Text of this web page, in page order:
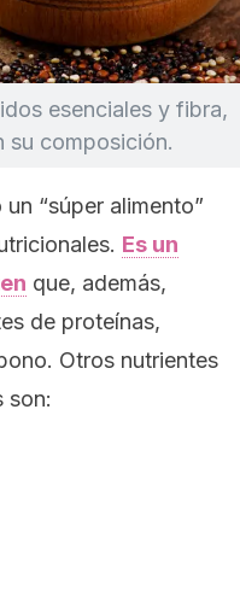
esenciales y fibra,
su composición.
“súper alimento”
Es un
que, además,
de proteínas,
Otros nutrientes
son: